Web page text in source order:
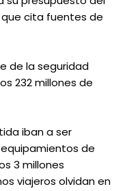
que cita fuentes de
de la seguridad
232 millones de
iban a ser
de
3 millones
viajeros olvidan en